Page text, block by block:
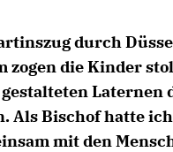
durch
zogen die Kinder
Laternen
Als Bischof hatte
mit den